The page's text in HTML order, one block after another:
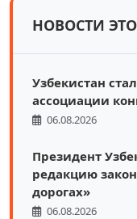
НОВОСТИ
Узбекистан
ассоциации
06.08.2026
Президент
редакцию
дорогах»
06.08.2026